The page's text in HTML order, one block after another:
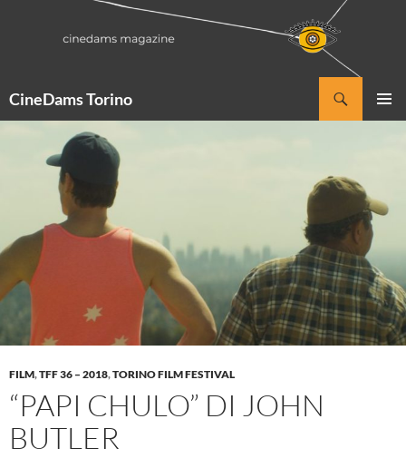
CineDams Torino
FILM,TFF 36 – 2018,TORINO FILM FESTIVAL
“PAPI CHULO” DI JOHN
BUTLER